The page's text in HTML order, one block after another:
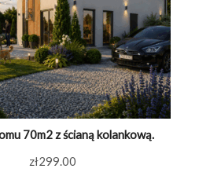
70m2 z ścianą kolankową.
zł299.00